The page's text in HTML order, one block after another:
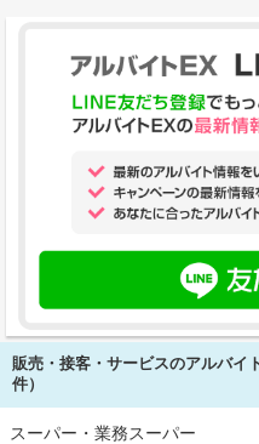
販売・接客・サービスのアルバイ
件）
スーパー・業務スーパー